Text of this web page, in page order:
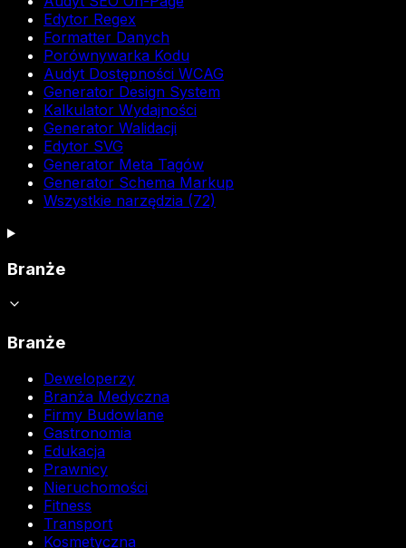
Edytor Regex
Formatter Danych
Porównywarka Kodu
Audyt Dostępności WCAG
Generator Design System
Kalkulator Wydajności
Generator Walidacji
Edytor SVG
Generator Meta Tagów
Generator Schema Markup
Wszystkie narzędzia (72)
Branże
Branże
Deweloperzy
Branża Medyczna
Firmy Budowlane
Gastronomia
Edukacja
Prawnicy
Nieruchomości
Fitness
Transport
Kosmetyczna